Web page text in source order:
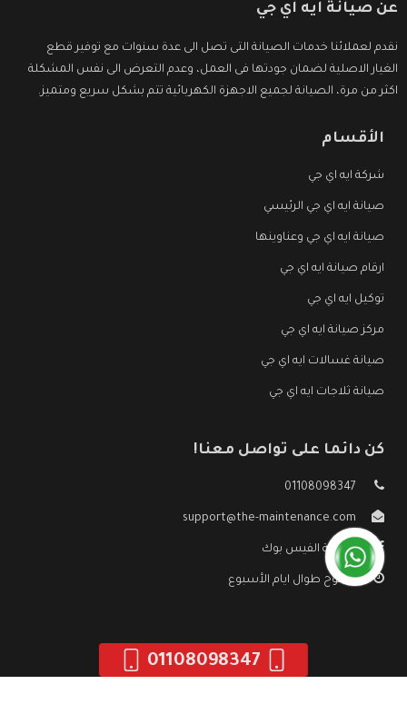
عن صيانة ايه اي جي
نقدم لعملائنا خدمات الصيانة التى تصل الى عدة سنوات مع توفير قطع
الغيار الاصلية لضمان جودتها فى العمل، وعدم التعرض الى نفس المشكلة
اكثر من مرة، الصيانة لجميع الاجهزة الكهربائية تتم بشكل سريع ومتميز.
الأقسام
شركة ايه اي جي
صيانة ايه اي جي الرئيسي
صيانة ايه اي جي وعناوينها
ارقام صيانة ايه اي جي
توكيل ايه اي جي
مركز صيانة ايه اي جي
صيانة غسالات ايه اي جي
صيانة ثلاجات ايه اي جي
كن دائما على تواصل معنا!
01108098347
support@the-maintenance.com
صفحة الفيس بوك
مفتوح طوال ايام الأسبوع
01108098347